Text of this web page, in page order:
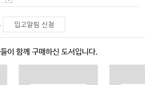
입고알림 신청
이 함께 구매하신 도서입니다.